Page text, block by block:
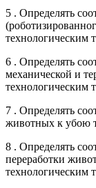
5 . Определять
технологическим
6 . Определять
механической и
технологическим
7 . Определять
животных к убою
8 . Определять
переработки
технологическим